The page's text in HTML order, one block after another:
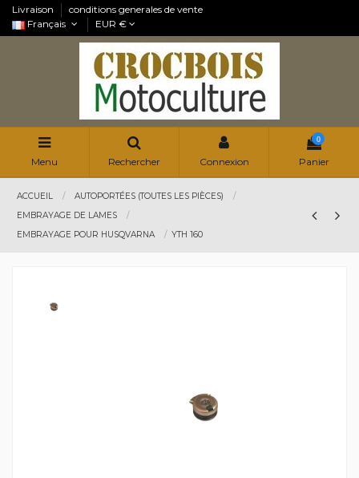
Livraison
conditions generales de vente
Français
EUR €
Menu Rechercher Connexion
0
Panier
ACCUEIL
AUTOPORTÉES (TOUTES LES PIÈCES)
EMBRAYAGE DE LAMES
EMBRAYAGE POUR HUSQVARNA
YTH 160